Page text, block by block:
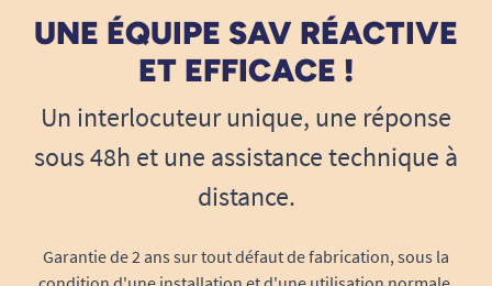
UNE ÉQUIPE SAV RÉACTIVE
ET EFFICACE !
Un interlocuteur unique, une réponse
sous 48h et une assistance technique à
distance.
Garantie de 2 ans sur tout défaut de fabrication, sous la